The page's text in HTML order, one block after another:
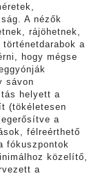
A nézők
rájöhetnek,
a
hogy mégse
sávon
helyett a
(tökéletesen
a
félreérthető
fókuszpontok
közelítő,
a